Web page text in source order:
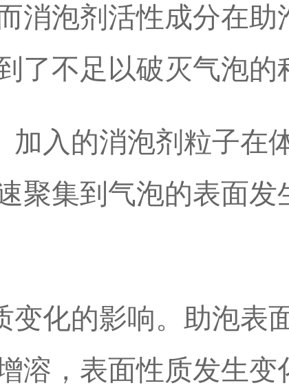
消泡剂活性成分在助
了不足以破灭气泡的
加入的消泡剂粒子在
聚集到气泡的表面发
化的影响。助泡表
溶，表面性质发生